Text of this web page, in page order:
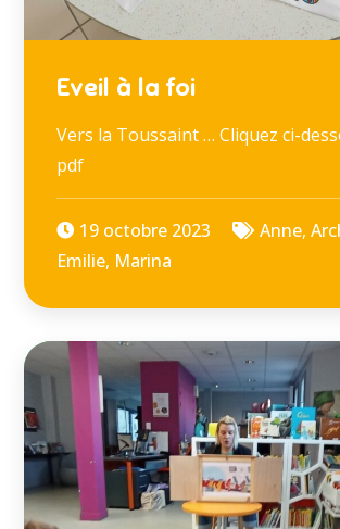
Eveil à la foi
Vers la Toussaint … Cliquez ci-
pdf
19 octobre 2023 Anne,
Emilie, Marina